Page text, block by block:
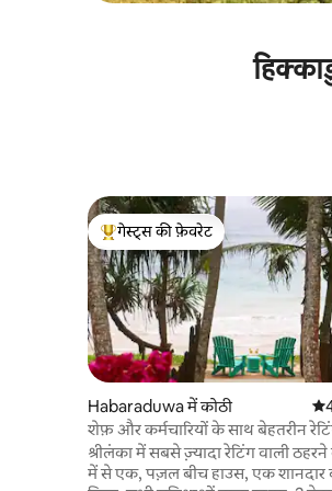
गेस्ट्स का टॉप फ़ेवरेट
गेस्ट्स की फ़ेवरेट
Habaraduwa में कोठी
शेफ़ और कर्मचारियों के साथ बेहतरीन
BR बीच फ़्रंट विला
श्रीलंका में सबसे ज़्यादा रेटिंग वाली
में से एक, पज़ल बीच हाउस, एक शानदार